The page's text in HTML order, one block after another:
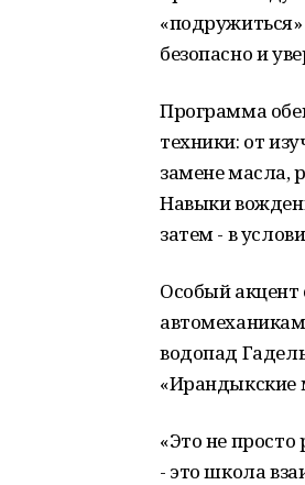
«подружиться»
безопасно и
Программа
техники: от
замене масла,
Навыки
затем - в
Особый
водопад
«Ирандыкские
«Это не
- это школа